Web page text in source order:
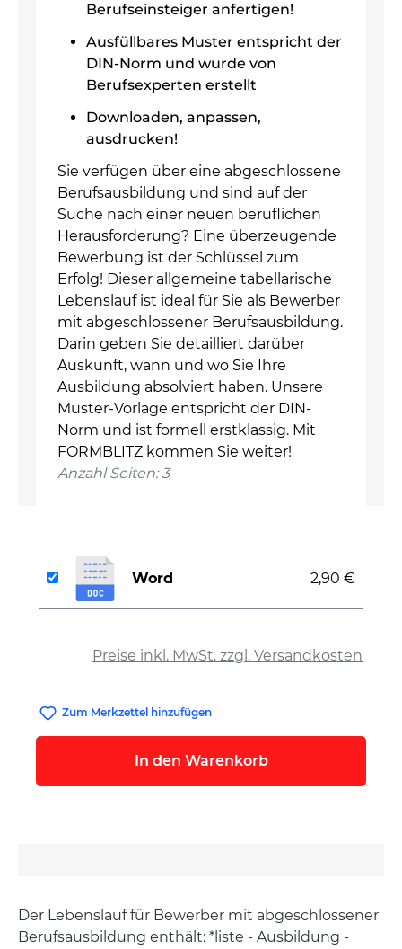
Berufseinsteiger anfertigen!
Ausfüllbares Muster entspricht der
DIN-Norm und wurde von
Berufsexperten erstellt
Downloaden, anpassen,
ausdrucken!
Sie verfügen über eine abgeschlossene
Berufsausbildung und sind auf der
Suche nach einer neuen beruflichen
Herausforderung? Eine überzeugende
Bewerbung ist der Schlüssel zum
Erfolg! Dieser allgemeine tabellarische
Lebenslauf ist ideal für Sie als Bewerber
mit abgeschlossener Berufsausbildung.
Darin geben Sie detailliert darüber
Auskunft, wann und wo Sie Ihre
Ausbildung absolviert haben. Unsere
Muster-Vorlage entspricht der DIN-
Norm und ist formell erstklassig. Mit
FORMBLITZ kommen Sie weiter!
Anzahl Seiten: 3
Preise inkl. MwSt. zzgl. Versandkosten
Word 2,90 €
Zum Merkzettel hinzufügen
In den Warenkorb
Der Lebenslauf für Bewerber mit abgeschlossener
Berufsausbildung enthält: *liste - Ausbildung -